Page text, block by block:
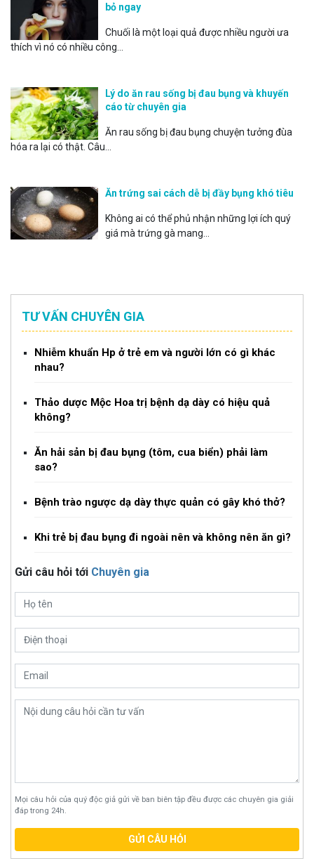
bỏ ngay
Chuối là một loại quả được nhiều người ưa
thích vì nó có nhiều công...
Lý do ăn rau sống bị đau bụng và khuyến
cáo từ chuyên gia
Ăn rau sống bị đau bụng chuyện tưởng đùa
hóa ra lại có thật. Câu...
Ăn trứng sai cách dễ bị đầy bụng khó tiêu
Không ai có thể phủ nhận những lợi ích quý
giá mà trứng gà mang...
TƯ VẤN CHUYÊN GIA
Nhiễm khuẩn Hp ở trẻ em và người lớn có gì khác
nhau?
Thảo dược Mộc Hoa trị bệnh dạ dày có hiệu quả
không?
Ăn hải sản bị đau bụng (tôm, cua biển) phải làm
sao?
Bệnh trào ngược dạ dày thực quản có gây khó thở?
Khi trẻ bị đau bụng đi ngoài nên và không nên ăn gì?
Gửi câu hỏi tới Chuyên gia
Mọi câu hỏi của quý độc giả gửi về ban biên tập đều được các chuyên gia giải
đáp trong 24h.
GỬI CÂU HỎI